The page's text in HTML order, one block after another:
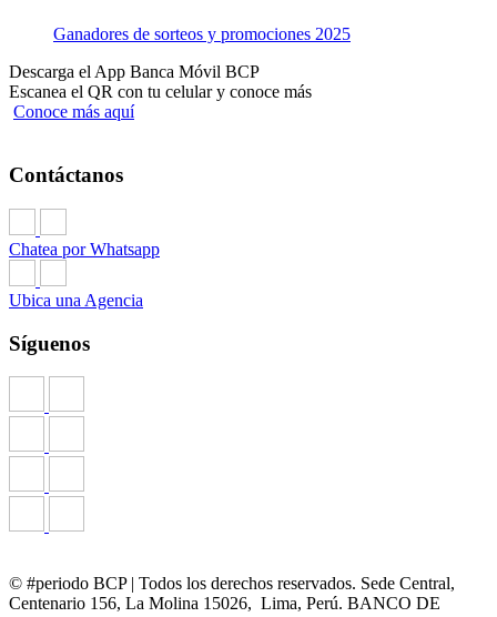
Ganadores de sorteos y promociones 2025
Descarga el App Banca Móvil BCP
Escanea el QR con tu celular y conoce más
Conoce más aquí
Contáctanos
Chatea por Whatsapp
Ubica una Agencia
Síguenos
© #periodo BCP | Todos los derechos reservados. Sede Central,
Centenario 156, La Molina 15026, Lima, Perú. BANCO DE